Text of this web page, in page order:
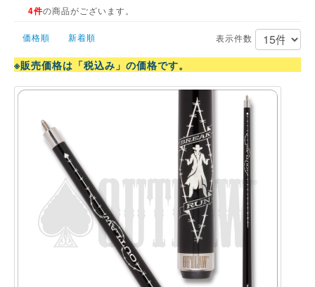
キュー用途別
キューケース
特価商品
4件の商品がございます。
価格順 新着順 表示件数
※販売価格は「税込み」の価格です。